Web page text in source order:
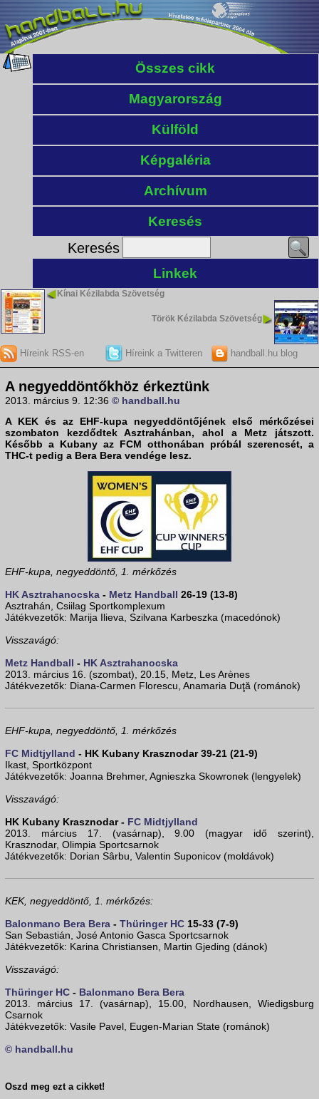
Összes cikk
Magyarország
Külföld
Képgaléria
Archívum
Keresés
Keresés
Linkek
Kínai Kézilabda Szövetség
Török Kézilabda Szövetség
Híreink RSS-en Híreink a Twitteren handball.hu blog
A negyeddöntőkhöz érkeztünk
2013. március 9. 12:36 © handball.hu
A KEK és az EHF-kupa negyeddöntőjének első mérkőzései
szombaton kezdődtek Asztrahánban, ahol a Metz játszott.
Később a Kubany az FCM otthonában próbál szerencsét, a
THC-t pedig a Bera Bera vendége lesz.
EHF-kupa, negyeddöntő, 1. mérkőzés
HK Asztrahanocska - Metz Handball 26-19 (13-8)
Asztrahán, Csiilag Sportkomplexum
Játékvezetők: Marija Ilieva, Szilvana Karbeszka (macedónok)
Visszavágó:
Metz Handball - HK Asztrahanocska
2013. március 16. (szombat), 20.15, Metz, Les Arènes
Játékvezetők: Diana-Carmen Florescu, Anamaria Duţă (románok)
EHF-kupa, negyeddöntő, 1. mérkőzés
FC Midtjylland - HK Kubany Krasznodar 39-21 (21-9)
Ikast, Sportközpont
Játékvezetők: Joanna Brehmer, Agnieszka Skowronek (lengyelek)
Visszavágó:
HK Kubany Krasznodar - FC Midtjylland
2013. március 17. (vasárnap), 9.00 (magyar idő szerint),
Krasznodar, Olimpia Sportcsarnok
Játékvezetők: Dorian Sârbu, Valentin Suponicov (moldávok)
KEK, negyeddöntő, 1. mérkőzés:
Balonmano Bera Bera - Thüringer HC 15-33 (7-9)
San Sebastián, José Antonio Gasca Sportcsarnok
Játékvezetők: Karina Christiansen, Martin Gjeding (dánok)
Visszavágó:
Thüringer HC - Balonmano Bera Bera
2013. március 17. (vasárnap), 15.00, Nordhausen, Wiedigsburg
Csarnok
Játékvezetők: Vasile Pavel, Eugen-Marian State (románok)
© handball.hu
Oszd meg ezt a cikket!